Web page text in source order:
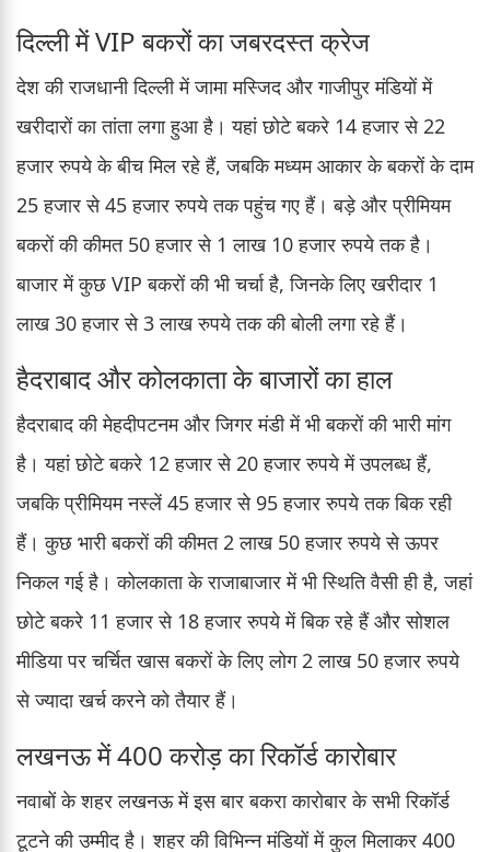
दिल्ली में VIP बकरों का जबरदस्त क्रेज
देश की राजधानी दिल्ली में जामा मस्जिद और गाजीपुर मंडियों में
खरीदारों का तांता लगा हुआ है। यहां छोटे बकरे 14 हजार से 22
हजार रुपये के बीच मिल रहे हैं, जबकि मध्यम आकार के बकरों के दाम
25 हजार से 45 हजार रुपये तक पहुंच गए हैं। बड़े और प्रीमियम
बकरों की कीमत 50 हजार से 1 लाख 10 हजार रुपये तक है।
बाजार में कुछ VIP बकरों की भी चर्चा है, जिनके लिए खरीदार 1
लाख 30 हजार से 3 लाख रुपये तक की बोली लगा रहे हैं।
हैदराबाद और कोलकाता के बाजारों का हाल
हैदराबाद की मेहदीपटनम और जिगर मंडी में भी बकरों की भारी मांग
है। यहां छोटे बकरे 12 हजार से 20 हजार रुपये में उपलब्ध हैं,
जबकि प्रीमियम नस्लें 45 हजार से 95 हजार रुपये तक बिक रही
हैं। कुछ भारी बकरों की कीमत 2 लाख 50 हजार रुपये से ऊपर
निकल गई है। कोलकाता के राजाबाजार में भी स्थिति वैसी ही है, जहां
छोटे बकरे 11 हजार से 18 हजार रुपये में बिक रहे हैं और सोशल
मीडिया पर चर्चित खास बकरों के लिए लोग 2 लाख 50 हजार रुपये
से ज्यादा खर्च करने को तैयार हैं।
लखनऊ में 400 करोड़ का रिकॉर्ड कारोबार
नवाबों के शहर लखनऊ में इस बार बकरा कारोबार के सभी रिकॉर्ड
टूटने की उम्मीद है। शहर की विभिन्न मंडियों में कुल मिलाकर 400